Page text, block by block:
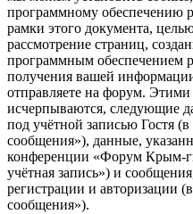
программному обеспечению
рамки этого документа,
рассмотрение страниц,
программным обеспечением
получения вашей
отправляете на форум.
исчерпываются, следующие
под учётной записью Гостя
сообщения»), данные,
конференции «Форум Крым-
учётная запись») и
регистрации и авторизации
сообщения»).